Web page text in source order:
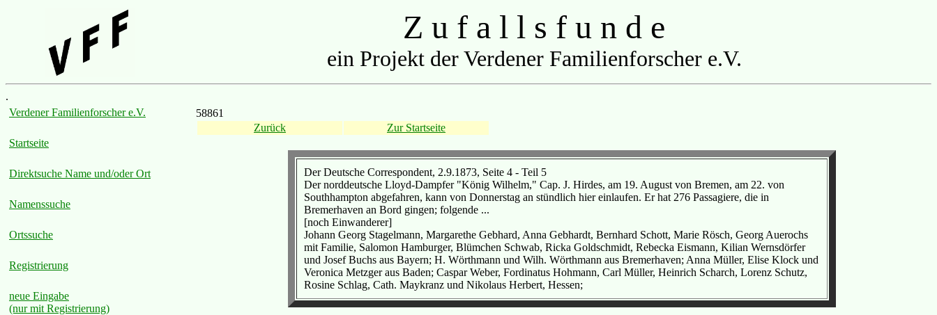
Z u f a l l s f u n d e
ein Projekt der Verdener Familienforscher e.V.
.
Verdener Familienforscher e.V.
Startseite
Direktsuche Name und/oder Ort
Namenssuche
Ortssuche
Registrierung
neue Eingabe
(nur mit Registrierung)
58861
Zurück
Zur Startseite
Der Deutsche Correspondent, 2.9.1873, Seite 4 - Teil 5
Der norddeutsche Lloyd-Dampfer "König Wilhelm," Cap. J. Hirdes, am 19. August von Bremen, am 22. von
Southhampton abgefahren, kann von Donnerstag an stündlich hier einlaufen. Er hat 276 Passagiere, die in
Bremerhaven an Bord gingen; folgende ...
[noch Einwanderer]
Johann Georg Stagelmann, Margarethe Gebhard, Anna Gebhardt, Bernhard Schott, Marie Rösch, Georg Auerochs
mit Familie, Salomon Hamburger, Blümchen Schwab, Ricka Goldschmidt, Rebecka Eismann, Kilian Wernsdörfer
und Josef Buchs aus Bayern; H. Wörthmann und Wilh. Wörthmann aus Bremerhaven; Anna Müller, Elise Klock und
Veronica Metzger aus Baden; Caspar Weber, Fordinatus Hohmann, Carl Müller, Heinrich Scharch, Lorenz Schutz,
Rosine Schlag, Cath. Maykranz und Nikolaus Herbert, Hessen;